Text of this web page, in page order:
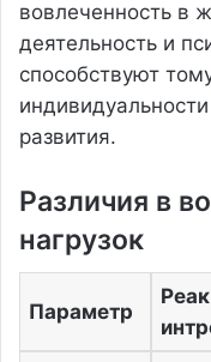
вовлеченность в
деятельность и
способствуют
развития.
Различия в
нагрузок
Параметр